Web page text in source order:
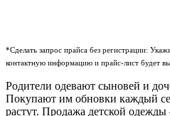
*Сделать запрос прайса без регистрации:
контактную информацию и прайс-лист будет
Родители одевают сыновей и
Покупают им обновки каждый
растут. Продажа детской